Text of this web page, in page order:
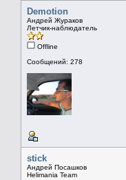
Demotion
Андрей Жураков
Летчик-наблюдатель
Offline
Сообщений: 278
stick
Андрей Посашков
Helimania Team